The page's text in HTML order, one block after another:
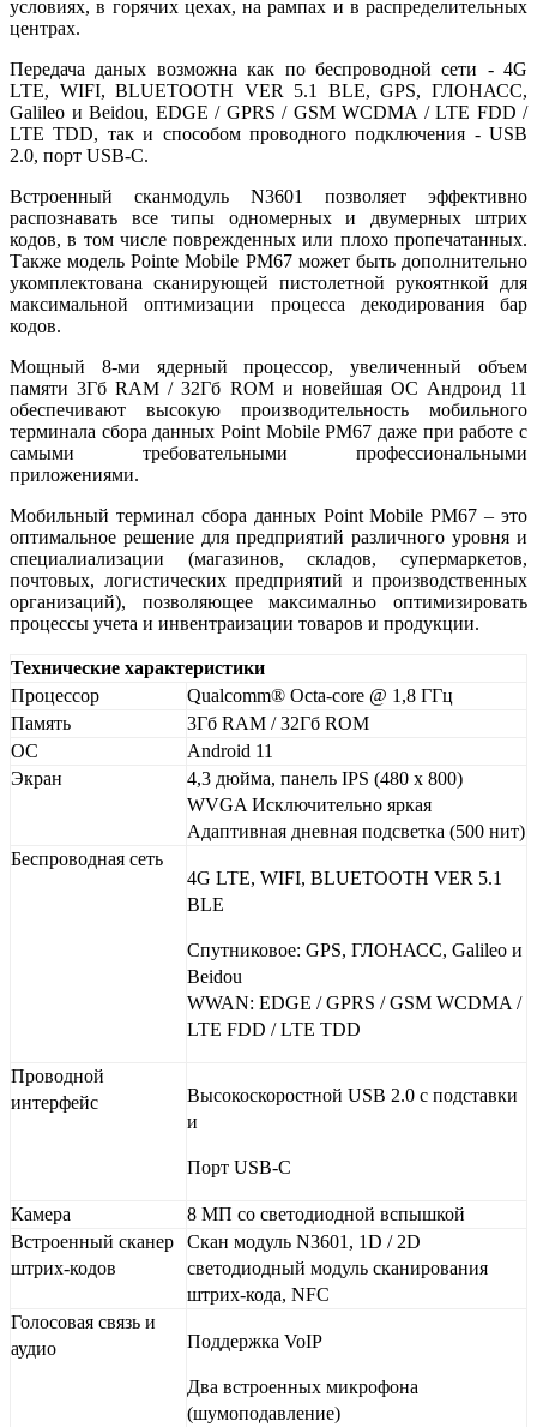
условиях, в горячих цехах, на рампах и в распределительных
центрах.
Передача даных возможна как по беспроводной сети - 4G
LTE, WIFI, BLUETOOTH VER 5.1 BLE, GPS, ГЛОНАСС,
Galileo и Beidou, EDGE / GPRS / GSM WCDMA / LTE FDD /
LTE TDD, так и способом проводного подключения - USB
2.0, порт USB-C.
Встроенный сканмодуль N3601 позволяет эффективно
распознавать все типы одномерных и двумерных штрих
кодов, в том числе поврежденных или плохо пропечатанных.
Также модель Pointe Mobile PM67 может быть дополнительно
укомплектована сканирующей пистолетной рукоятнкой для
максимальной оптимизации процесса декодирования бар
кодов.
Мощный 8-ми ядерный процессор, увеличенный объем
памяти 3Гб RAM / 32Гб ROM и новейшая ОС Андроид 11
обеспечивают высокую производительность мобильного
терминала сбора данных Point Mobile PM67 даже при работе с
самыми требовательными профессиональными
приложениями.
Мобильный терминал сбора данных Point Mobile PM67 – это
оптимальное решение для предприятий различного уровня и
специалиализации (магазинов, складов, супермаркетов,
почтовых, логистических предприятий и производственных
организаций), позволяющее максималньо оптимизировать
процессы учета и инвентраизации товаров и продукции.
Технические характеристики
Процессор
Qualcomm® Octa-core @ 1,8 ГГц
Память
3Гб RAM / 32Гб ROM
ОС
Android 11
Экран
4,3 дюйма, панель IPS (480 x 800)
WVGA Исключительно яркая
Адаптивная дневная подсветка (500 нит)
Беспроводная сеть
4G LTE, WIFI, BLUETOOTH VER 5.1
BLE
Спутниковое: GPS, ГЛОНАСС, Galileo и
Beidou
WWAN: EDGE / GPRS / GSM WCDMA /
LTE FDD / LTE TDD
Проводной
интерфейс
Высокоскоростной USB 2.0 с подставки
и
Порт USB-C
Камера
8 МП со светодиодной вспышкой
Встроенный сканер
штрих-кодов
Скан модуль N3601, 1D / 2D
светодиодный модуль сканирования
штрих-кода, NFC
Голосовая связь и
аудио
Поддержка VoIP
Два встроенных микрофона
(шумоподавление)